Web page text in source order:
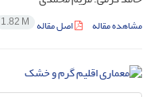
مشاهده مقاله اصل مقاله 1.82 M